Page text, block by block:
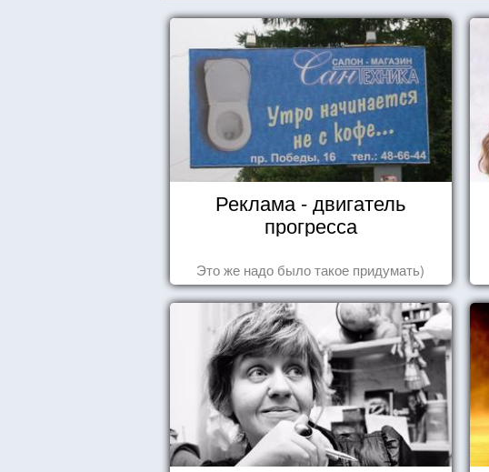
Реклама - двигатель
прогресса
Это же надо было такое придумать)